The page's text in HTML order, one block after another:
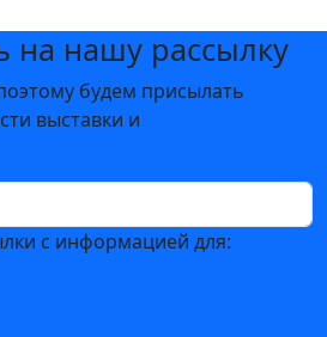
на нашу рассылку
будем присылать
выставки и
с информацией для: